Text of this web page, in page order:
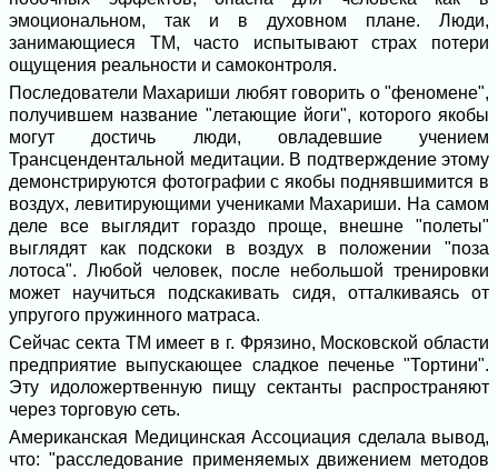
эмоциональном, так и в духовном плане. Люди,
занимающиеся ТМ, часто испытывают страх потери
ощущения реальности и самоконтроля.
Последователи Махариши любят говорить о "феномене",
получившем название "летающие йоги", которого якобы
могут достичь люди, овладевшие учением
Трансцендентальной медитации. В подтверждение этому
демонстрируются фотографии с якобы поднявшимится в
воздух, левитирующими учениками Махариши. На самом
деле все выглядит гораздо проще, внешне "полеты"
выглядят как подскоки в воздух в положении "поза
лотоса". Любой человек, после небольшой тренировки
может научиться подскакивать сидя, отталкиваясь от
упругого пружинного матраса.
Сейчас секта ТМ имеет в г. Фрязино, Московской области
предприятие выпускающее сладкое печенье "Тортини".
Эту идоложертвенную пищу сектанты распространяют
через торговую сеть.
Американская Медицинская Ассоциация сделала вывод,
что: "расследование применяемых движением методов